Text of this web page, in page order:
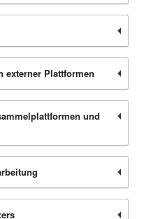
externer Plattformen
und